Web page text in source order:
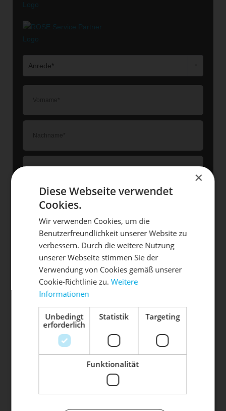
Die mit einem * markierten Felder sind Pflichtfelder.
TERMIN ANFRAGEN
Termine sind erst nach schriftlicher Bestätigung
akzeptieren Sie automatisch unsereAGB
X
DIE SONNE LACHT, DEIN
RAD ERWACHT
Mach dein Bike frühlingsfit - gönn
ihm den Service, den es verdient!
Dein Bike braucht Service, Wartung
oder ein Update?
Buche dir jetzt deinen Termin.
×
Diese Webseite verwendet
Cookies.
Wir verwenden Cookies, um die
Benutzerfreundlichkeit unserer Website zu
verbessern. Durch die weitere Nutzung
unserer Webseite stimmen Sie der
Verwendung von Cookies gemäß unserer
Cookie-Richtlinie zu.Weitere
Informationen
Unbedingt
erforderlich
Statistik Targeting
Funktionalität